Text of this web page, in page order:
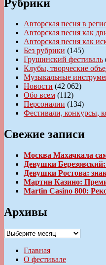
Рубрики
Авторская песня в
Авторская песня как
Авторская песня как
Без рубрики (145)
Грушинский фестиваль
Клубы, творческие
Музыкальные
Новости (42 062)
Обо всем (112)
Персоналии (134)
Фестивали, конкурсы,
Свежие записи
Москва Махачкала
Девушки
Девушки Ростова:
Мартин Казино:
Martin Casino 800:
Архивы
Архивы
Главная
О фестивале